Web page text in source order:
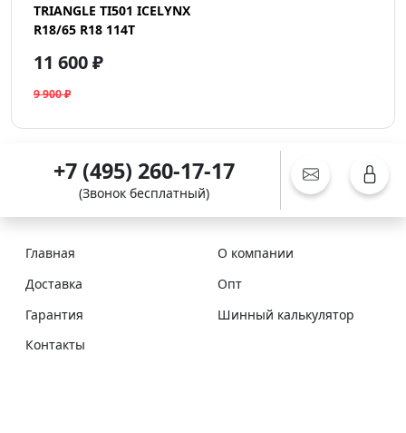
TRIANGLE TI501 ICELYNX
R18/65 R18 114T
11 600 ₽
9 900 ₽
+7 (495) 260-17-17
(Звонок бесплатный)
Главная
О компании
Доставка
Опт
Гарантия
Шинный калькулятор
Контакты